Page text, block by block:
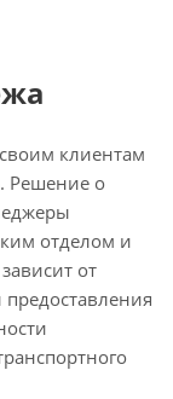
клиентам
Решение о
отделом и
от